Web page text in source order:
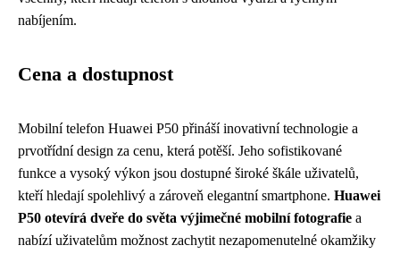
nabíjením.
Cena a dostupnost
Mobilní telefon Huawei P50 přináší inovativní technologie a
prvotřídní design za cenu, která potěší. Jeho sofistikované
funkce a vysoký výkon jsou dostupné široké škále uživatelů,
kteří hledají spolehlivý a zároveň elegantní smartphone. Huawei
P50 otevírá dveře do světa výjimečné mobilní fotografie a
nabízí uživatelům možnost zachytit nezapomenutelné okamžiky